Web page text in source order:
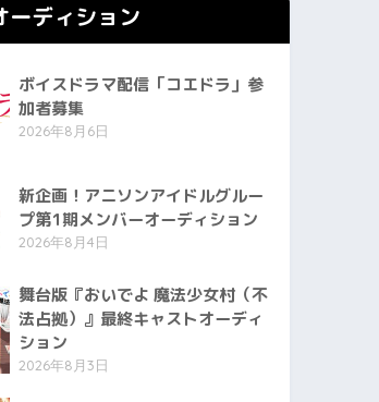
ーディション
ボイスドラマ配信「コエドラ」参
加者募集
2026年8月6日
新企画！アニソンアイドルグルー
プ第1期メンバーオーディション
2026年8月4日
舞台版『おいでよ 魔法少女村（不
法占拠）』最終キャストオーディ
ション
2026年8月3日